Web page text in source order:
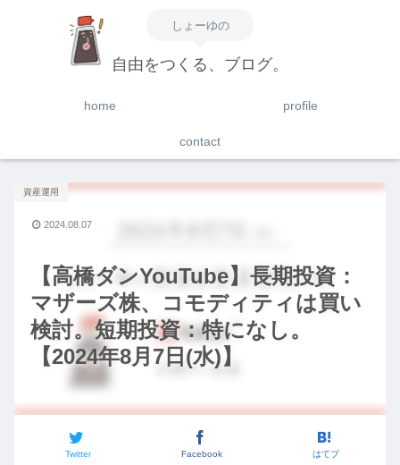
しょーゆの
自由をつくる、ブログ。
home profile
contact
【高橋ダンYouTube】長期投資：
マザーズ株、コモディティは買い
検討。短期投資：特になし。
【2024年8月7日(水)】
資産運用
Twitter Facebook はてブ
2024.08.07